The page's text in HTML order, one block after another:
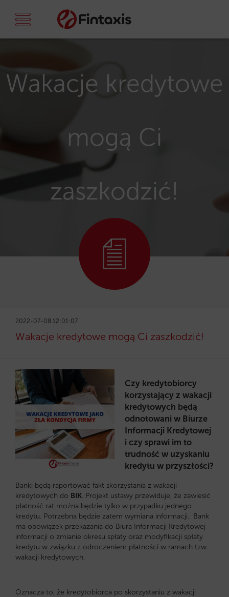
Wakacje kredytowe
mogą Ci
zaszkodzić!
2022-07-08 12:01:07
Wakacje kredytowe mogą Ci zaszkodzić!
Czy kredytobiorcy
korzystający z wakacji
kredytowych będą
odnotowani w Biurze
Informacji Kredytowej
i czy sprawi im to
trudność w uzyskaniu
kredytu w przyszłości?
Banki będą raportować fakt skorzystania z wakacji
kredytowych do BIK. Projekt ustawy przewiduje, że zawiesić
płatność rat można będzie tylko w przypadku jednego
kredytu. Potrzebna będzie zatem wymiana informacji. Bank
ma obowiązek przekazania do Biura Informacji Kredytowej
informacji o zmianie okresu spłaty oraz modyfikacji spłaty
kredytu w związku z odroczeniem płatności w ramach tzw.
wakacji kredytowych.
Oznacza to, że kredytobiorca po skorzystaniu z wakacji